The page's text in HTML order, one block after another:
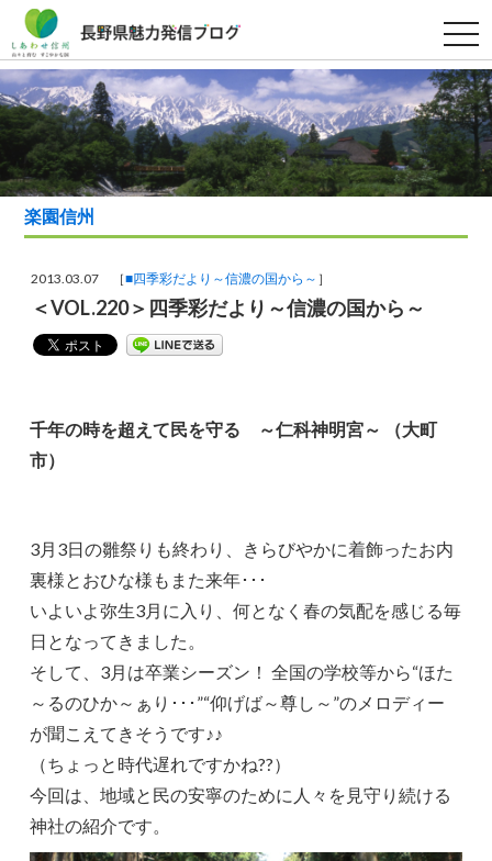
t
o
g
g
l
e
n
a
v
g
i
楽園信州
2013.03.07 ［■四季彩だより～信濃の国から～ ］
＜VOL.220＞四季彩だより～信濃の国から～
千年の時を超えて民を守る ～仁科神明宮～ （大町
市）
3月3日の雛祭りも終わり、きらびやかに着飾ったお内
裏様とおひな様もまた来年･･･
いよいよ弥生3月に入り、何となく春の気配を感じる毎
日となってきました。
そして、3月は卒業シーズン！ 全国の学校等から“ほた
～るのひか～ぁり･･･”“仰げば～尊し～”のメロディー
が聞こえてきそうです♪♪
（ちょっと時代遅れですかね??）
今回は、地域と民の安寧のために人々を見守り続ける
神社の紹介です。